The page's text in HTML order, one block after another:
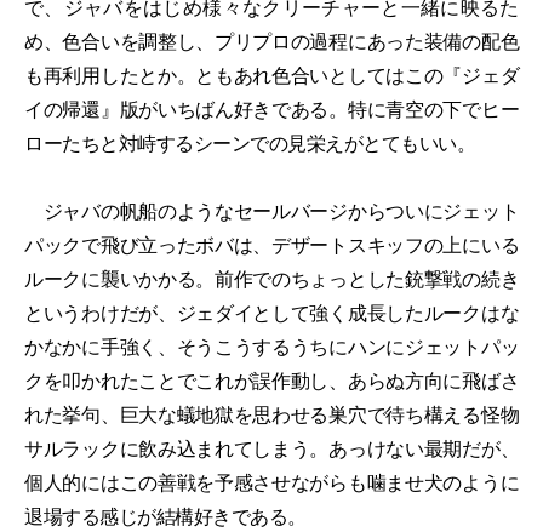
で、ジャバをはじめ様々なクリーチャーと一緒に映るた
め、色合いを調整し、プリプロの過程にあった装備の配色
も再利用したとか。ともあれ色合いとしてはこの『ジェダ
イの帰還』版がいちばん好きである。特に青空の下でヒー
ローたちと対峙するシーンでの見栄えがとてもいい。
ジャバの帆船のようなセールバージからついにジェット
パックで飛び立ったボバは、デザートスキッフの上にいる
ルークに襲いかかる。前作でのちょっとした銃撃戦の続き
というわけだが、ジェダイとして強く成長したルークはな
かなかに手強く、そうこうするうちにハンにジェットパッ
クを叩かれたことでこれが誤作動し、あらぬ方向に飛ばさ
れた挙句、巨大な蟻地獄を思わせる巣穴で待ち構える怪物
サルラックに飲み込まれてしまう。あっけない最期だが、
個人的にはこの善戦を予感させながらも噛ませ犬のように
退場する感じが結構好きである。